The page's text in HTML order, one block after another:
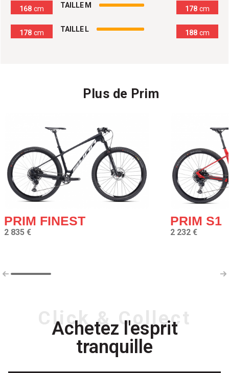
168 cm TAILLE M 178 cm
178 cm TAILLE L 188 cm
Plus de Prim
PRIM FINEST
2 835 €
PRIM S1
2 232 €
Click & Collect
Achetez l'esprit
tranquille